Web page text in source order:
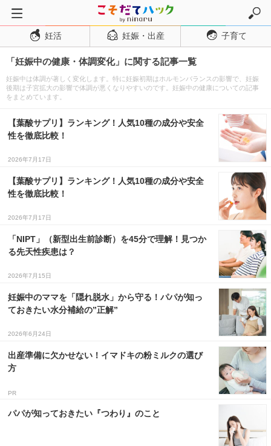
トップページ
妊活
妊娠・出産
妊娠初期
出産
１歳児
７〜１２歳児
妊活 妊娠・出産 子育て
「妊娠中の健康・体調変化」に関する記事一覧
妊娠中は体調が著しく変化します。特に妊娠初期はホルモンバランスの影響で、妊娠
後期は子宮拡大の影響で体調が悪くなりやすいのです。妊娠中の健康についての記事
をまとめています。
【葉酸サプリ】ランキング！人気10種の成分や安全
性を徹底比較！
2026年7月17日
【葉酸サプリ】ランキング！人気10種の成分や安全
性を徹底比較！
2026年7月17日
「NIPT」（新型出生前診断）を45分で理解！見つか
る先天性疾患は？
2026年7月15日
妊娠中のママを「隠れ脱水」から守る！パパが知っ
ておきたい水分補給の”正解”
2026年6月24日
出産準備に欠かせない！イマドキの粉ミルクの選び
方
PR
パパが知っておきたい『つわり』のこと